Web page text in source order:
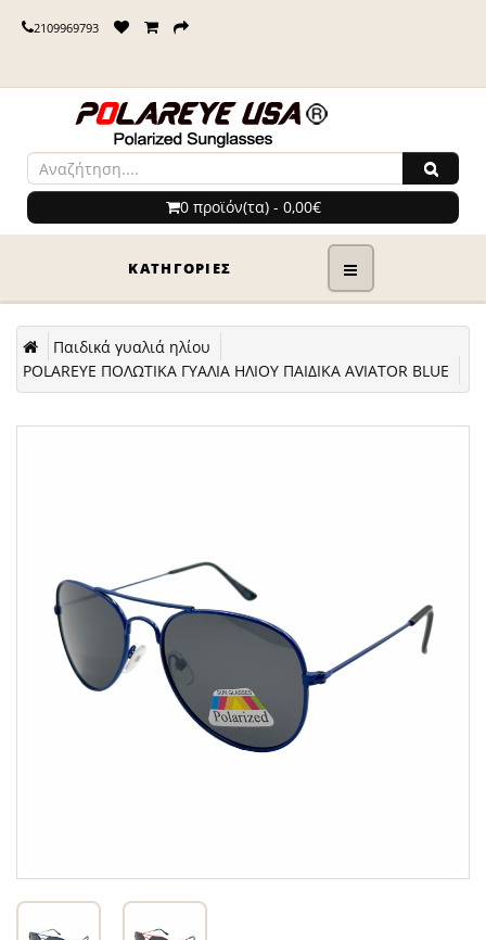
2109969793
0 προϊόν(τα) - 0,00€
ΚΑΤΗΓΟΡΊΕΣ
Παιδικά γυαλιά ηλίου
POLAREYE ΠΟΛΩΤΙΚΑ ΓΥΑΛΙΑ ΗΛΙΟΥ ΠΑΙΔΙΚΑ AVIATOR BLUE